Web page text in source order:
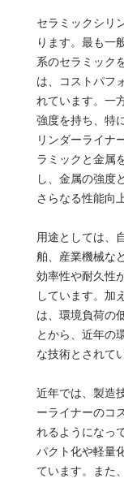
セラミックシリ
ります。最も一
系のセラミック
は、コストパフ
れています。一
強度を持ち、特
リンダーライナ
ラミックと金属
し、金属の強度
さらなる性能向
用途としては、
舶、産業機械な
効率性や耐久性
しています。加
は、環境負荷の
とから、近年の
な技術とされて
近年では、製造
ーライナーのコ
れるようになっ
パクト化や軽量
ています。また